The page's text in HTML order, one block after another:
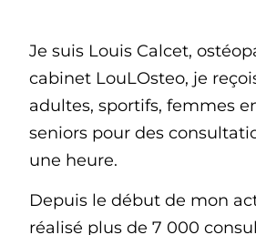
Je suis Louis Calcet,
cabinet LouLOsteo, je
adultes, sportifs, femmes
seniors pour des
une heure.
Depuis le début de mon
réalisé plus de 7 000